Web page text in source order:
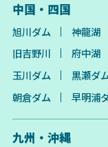
中国・四国
旭川ダム 神龍湖
旧吉野川
府中湖
玉川ダム
黒瀬ダ
朝倉ダム
早明浦
九州・沖縄